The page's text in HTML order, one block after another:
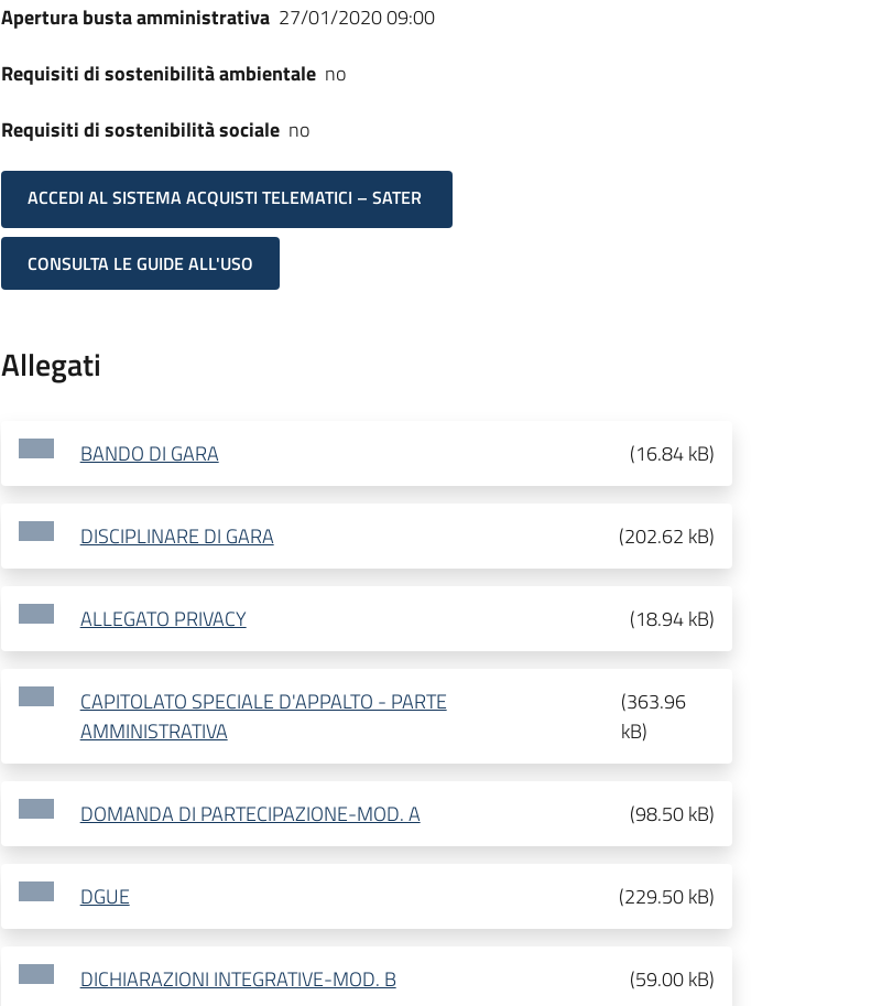
Apertura busta amministrativa 27/01/2020 09:00
Requisiti di sostenibilità ambientale no
Requisiti di sostenibilità sociale no
ACCEDI AL SISTEMA ACQUISTI TELEMATICI – SATER
CONSULTA LE GUIDE ALL'USO
Allegati
BANDO DI GARA (16.84 kB)
DISCIPLINARE DI GARA (202.62 kB)
ALLEGATO PRIVACY (18.94 kB)
CAPITOLATO SPECIALE D'APPALTO - PARTE
AMMINISTRATIVA
(363.96
kB)
DOMANDA DI PARTECIPAZIONE-MOD. A (98.50 kB)
DGUE (229.50 kB)
DICHIARAZIONI INTEGRATIVE-MOD. B (59.00 kB)